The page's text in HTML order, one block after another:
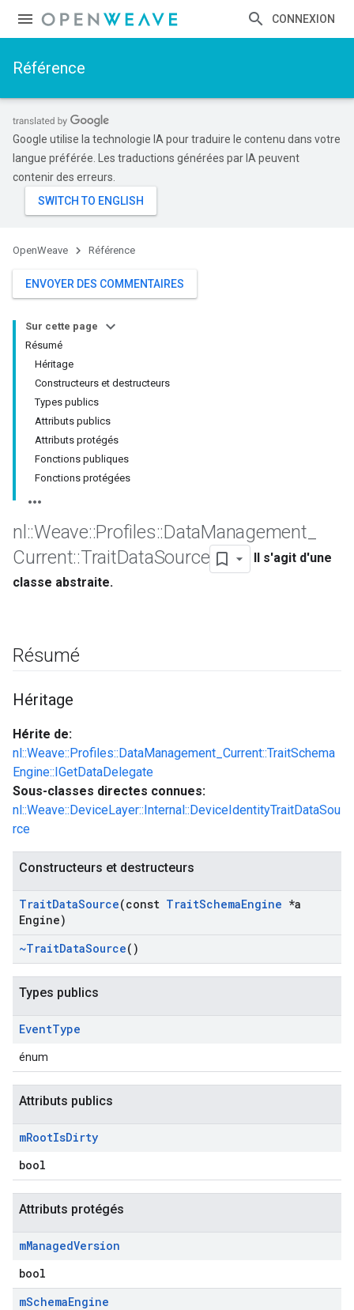
CONNEXION
Référence
Google utilise la technologie IA pour traduire le contenu dans votre
langue préférée. Les traductions générées par IA peuvent
contenir des erreurs.
OpenWeave Référence
ENVOYER DES COMMENTAIRES
Sur cette page
Résumé
Héritage
Constructeurs et destructeurs
Types publics
Attributs publics
Attributs protégés
Fonctions publiques
Fonctions protégées
nl ::Weave::Profiles::DataManagement
Current::TraitDataSource
Il s'agit d'une
classe abstraite.
Résumé
Héritage
Hérite de:
nl::Weave::Profiles::DataManagement_Current::TraitSchema
Engine::IGetDataDelegate
Sous-classes directes connues:
nl::Weave::DeviceLayer::Internal::DeviceIdentityTraitDataSou
rce
Constructeurs et destructeurs
TraitDataSource(const TraitSchemaEngine *a
Engine)
~TraitDataSource()
Types publics
EventType
énum
Attributs publics
mRootIsDirty
bool
Attributs protégés
mManagedVersion
bool
mSchemaEngine